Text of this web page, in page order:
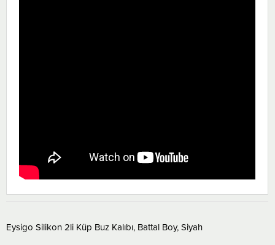
Eysigo Silikon 2li Küp Buz Kalıbı, Battal Boy, Siyah